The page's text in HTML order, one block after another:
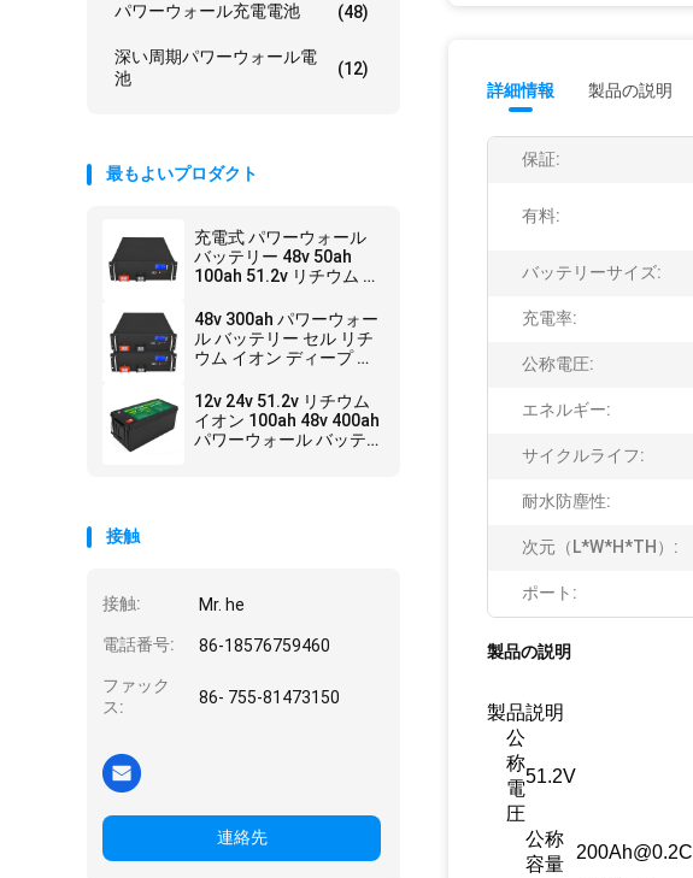
パワーウォール充電電池 (48)
深い周期パワーウォール電
池
(12)
最もよいプロダクト
充電式 パワーウォール
バッテリー 48v 50ah
100ah 51.2v リチウム イ
48v 300ah パワーウォー
ル バッテリー セル リチ
ウム イオン ディープ サ
250Ah
12v 24v 51.2v リチウム
イオン 100ah 48v 400ah
パワーウォール バッテ
接触
接触: Mr. he
電話番号: 86-18576759460
ファック
ス:
86- 755-81473150
連絡先
詳細情報 製品の説明
保証:
有料:
バッテリーサイズ:
充電率:
公称電圧:
エネルギー:
サイクルライフ:
耐水防塵性:
次元（L*W*H*TH）:
ポート:
製品の説明
製品説明
公
称
電
圧
51.2V
公称
容量
200Ah@0.2C